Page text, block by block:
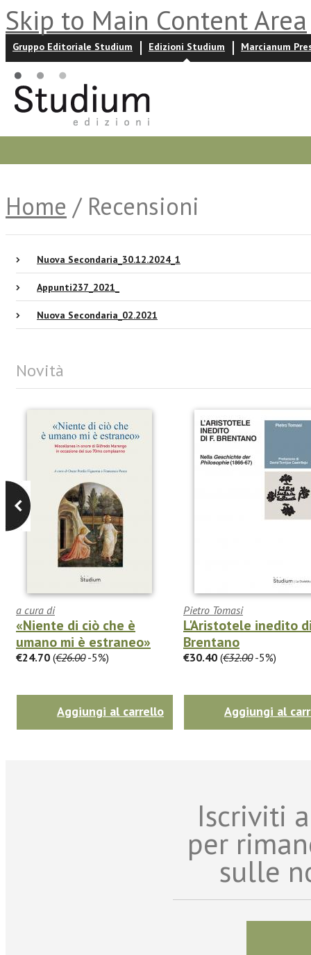
Skip to Main Content Area
Gruppo Editoriale Studium Edizioni Studium Marcianum
Home / Recensioni
Nuova Secondaria_30.12.2024_1
Appunti237_2021_
Nuova Secondaria_02.2021
Novità
a cura di
«Niente di ciò che è
umano mi è estraneo»
€24.70 (€26.00-5%)
Aggiungi al carrello
Pietro Tomasi
L'Aristotele inedito
Brentano
€30.40 (€32.00-5%)
Aggiungi al
Iscriviti
per
sulle